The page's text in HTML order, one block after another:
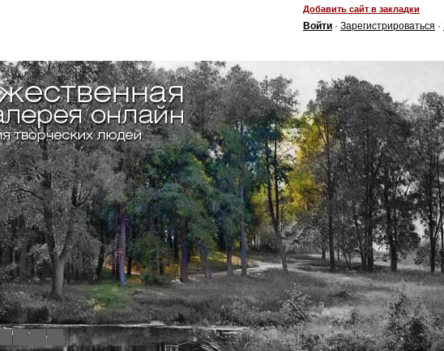
Добавить сайт в закладки
Войти · Зарегистрироваться ·
8